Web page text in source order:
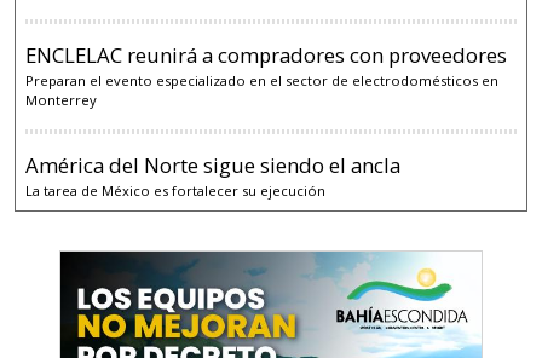
ENCLELAC reunirá a compradores con proveedores
Preparan el evento especializado en el sector de electrodomésticos en
Monterrey
América del Norte sigue siendo el ancla
La tarea de México es fortalecer su ejecución